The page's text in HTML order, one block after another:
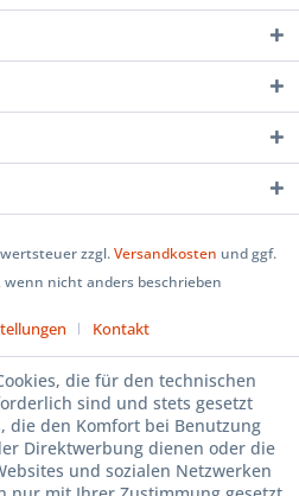
zzgl.Versandkosten und ggf.
nicht anders beschrieben
Kontakt
die für den technischen
sind und stets gesetzt
die den Komfort bei Benutzung
Direktwerbung dienen oder die
und sozialen Netzwerken